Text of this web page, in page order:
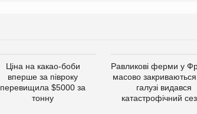
Ціна на какао-боби
вперше за півроку
перевищила $5000 за
тонну
Равликові ферми у
масово
галузі видався
катастрофічний